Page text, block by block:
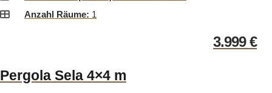
Anzahl Räume: 1
3.999€
Pergola Sela 4×4 m